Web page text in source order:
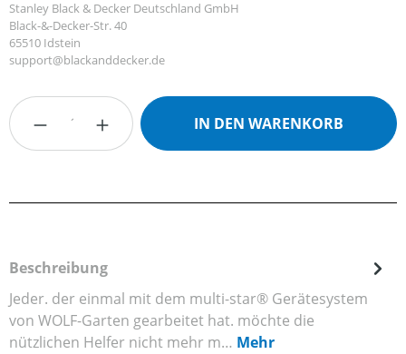
Stanley Black & Decker Deutschland GmbH
Black-&-Decker-Str. 40
65510 Idstein
support@blackanddecker.de
Produkt Anzahl: Gib den gewünschten
IN DEN WARENKORB
Beschreibung
Jeder. der einmal mit dem multi-star® Gerätesystem
von WOLF-Garten gearbeitet hat. möchte die
nützlichen Helfer nicht mehr m… Mehr